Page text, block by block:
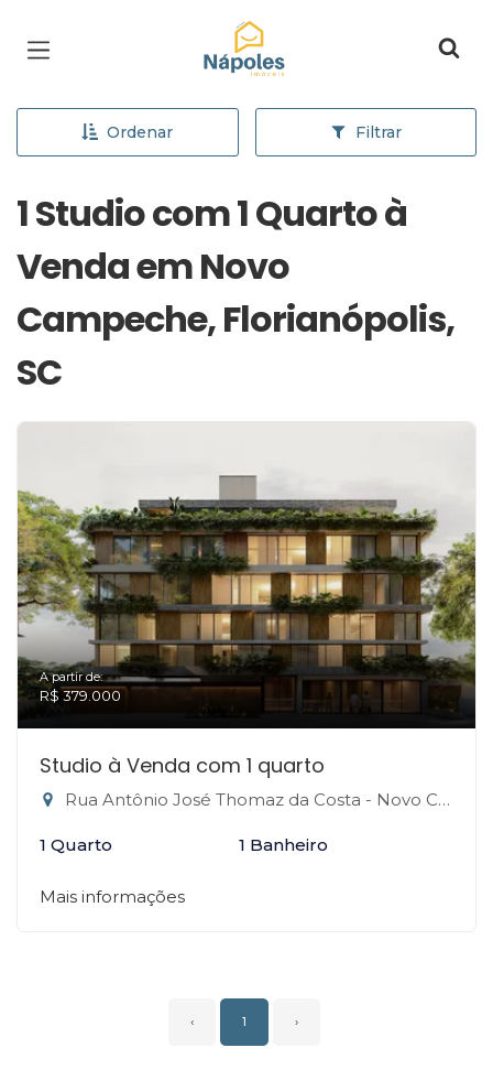
Página inicial
Ordenar Filtrar
1 Studio com 1 Quarto à
Venda em Novo
Campeche, Florianópolis,
SC
A partir de:
R$ 379.000
Studio à Venda com 1 quarto
Rua Antônio José Thomaz da Costa - Novo Campeche, Florianópolis-SC
1 Quarto 1 Banheiro
Mais informações
‹ 1 ›